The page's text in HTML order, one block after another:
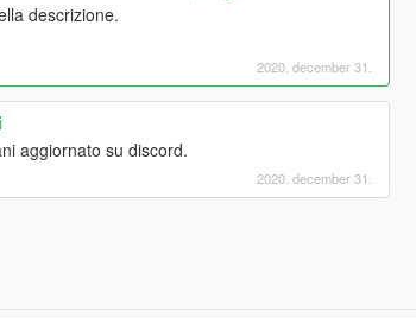
descrizione.
2020. december 31.
aggiornato su discord.
2020. december 31.